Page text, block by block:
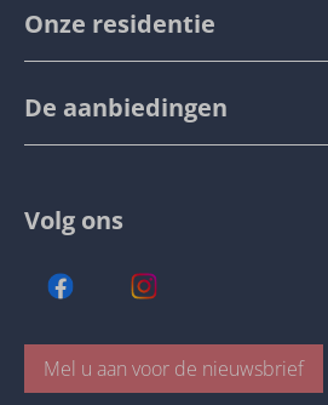
Onze residentie
De aanbiedingen
Volg ons
Mel u aan voor de nieuwsbrief